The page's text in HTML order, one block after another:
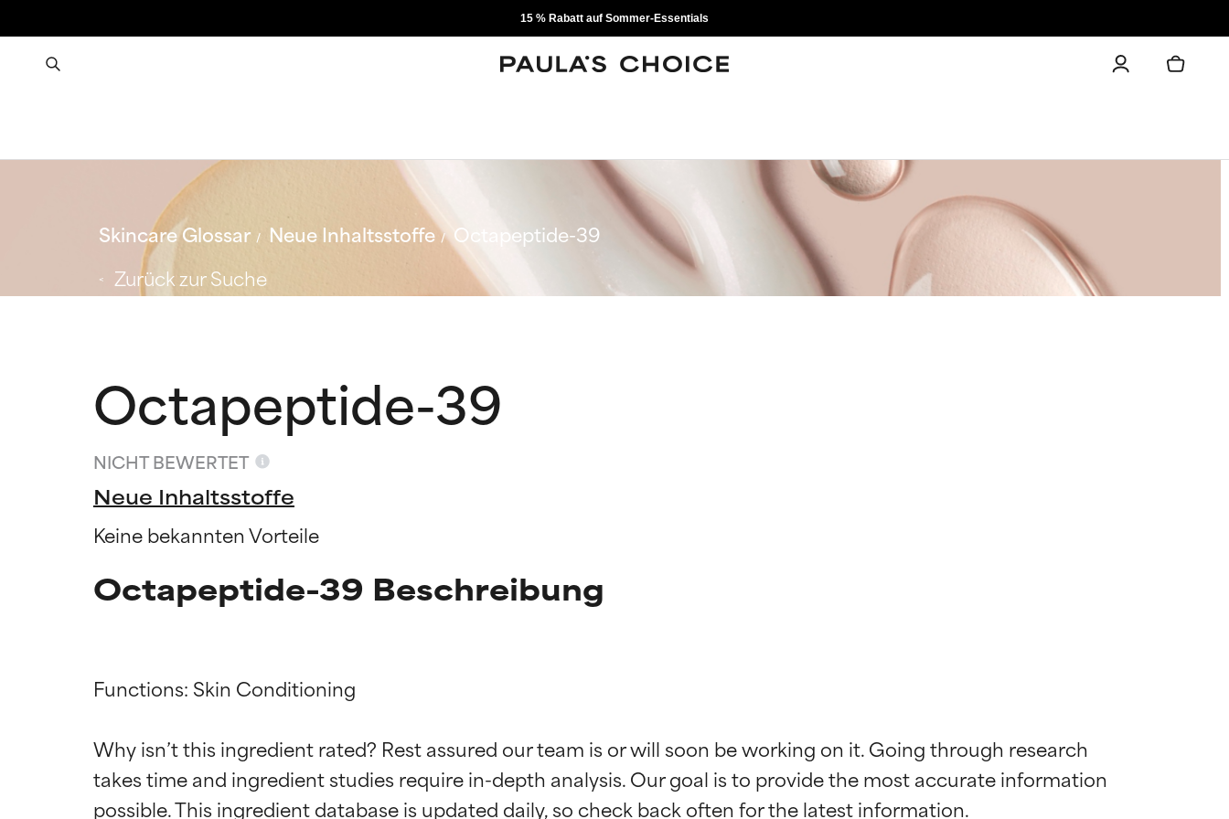
15 % Rabatt auf Sommer-Essentials
Skincare Glossar Neue Inhaltsstoffe
Octapeptide-39
Zurück zur Suche
Octapeptide-39
NICHT BEWERTET
Neue Inhaltsstoffe
Keine bekannten Vorteile
Octapeptide-39 Beschreibung
Functions: Skin Conditioning
Why isn’t this ingredient rated? Rest assured our team is or will soon be working on it. Going through research
takes time and ingredient studies require in-depth analysis. Our goal is to provide the most accurate information
Bewertung der Inhaltsstoffe
SEHR GUT
Bewertung der Inhaltsstoffe
SEHR GUT